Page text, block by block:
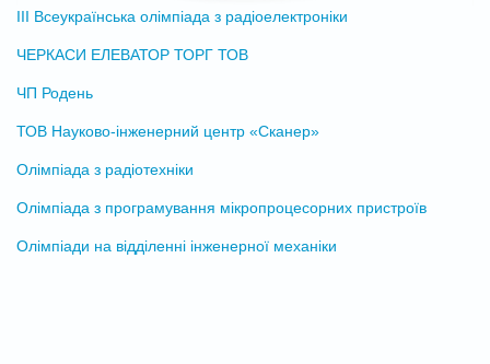
ІІІ Всеукраїнська олімпіада з радіоелектроніки
ЧЕРКАСИ ЕЛЕВАТОР ТОРГ ТОВ
ЧП Родень
ТОВ Науково-інженерний центр «Сканер»
Олімпіада з радіотехніки
Олімпіада з програмування мікропроцесорних пристроїв
Олімпіади на відділенні інженерної механіки